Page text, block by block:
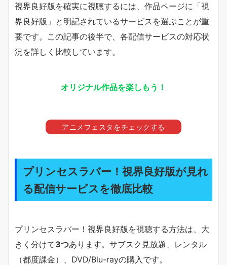
視界良好版を確実に視聴するには、作品ページに「視
界良好版」と明記されているサービスを選ぶことが重
要です。この記事の後半で、各配信サービスの対応状
況を詳しく比較しています。
オリジナル作品を楽しもう！
アニメフェスタをチェックする
プリンセスラバー！視界良好版が見れ
る配信サービスを徹底比較
プリンセスラバー！視界良好版を視聴する方法は、大
きく分けて3つあります。サブスク見放題、レンタル
（都度課金）、DVD/Blu-rayの購入です。